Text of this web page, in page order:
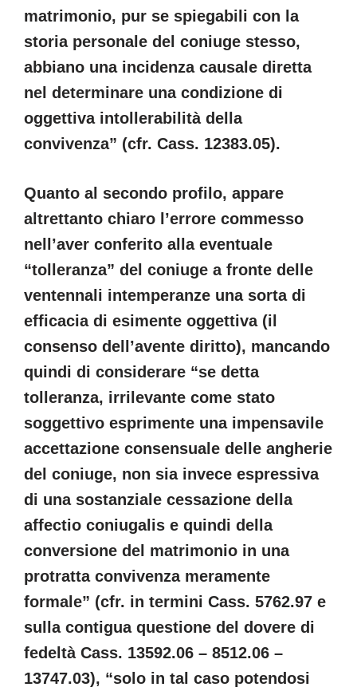
matrimonio, pur se spiegabili con la
storia personale del coniuge stesso,
abbiano una incidenza causale diretta
nel determinare una condizione di
oggettiva intollerabilità della
convivenza” (cfr. Cass. 12383.05).
Quanto al secondo profilo, appare
altrettanto chiaro l’errore commesso
nell’aver conferito alla eventuale
“tolleranza” del coniuge a fronte delle
ventennali intemperanze una sorta di
efficacia di esimente oggettiva (il
consenso dell’avente diritto), mancando
quindi di considerare “se detta
tolleranza, irrilevante come stato
soggettivo esprimente una impensavile
accettazione consensuale delle angherie
del coniuge, non sia invece espressiva
di una sostanziale cessazione della
affectio coniugalis e quindi della
conversione del matrimonio in una
protratta convivenza meramente
formale” (cfr. in termini Cass. 5762.97 e
sulla contigua questione del dovere di
fedeltà Cass. 13592.06 – 8512.06 –
13747.03), “solo in tal caso potendosi